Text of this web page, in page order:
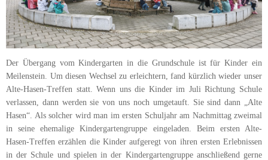
Der Übergang vom Kindergarten in die Grundschule ist für Kinder ein
Meilenstein. Um diesen Wechsel zu erleichtern, fand kürzlich wieder unser
Alte-Hasen-Treffen statt. Wenn uns die Kinder im Juli Richtung Schule
verlassen, dann werden sie von uns noch umgetauft. Sie sind dann „Alte
Hasen“. Als solcher wird man im ersten Schuljahr am Nachmittag zweimal
in seine ehemalige Kindergartengruppe eingeladen. Beim ersten Alte-
Hasen-Treffen erzählen die Kinder aufgeregt von ihren ersten Erlebnissen
in der Schule und spielen in der Kindergartengruppe anschließend gerne